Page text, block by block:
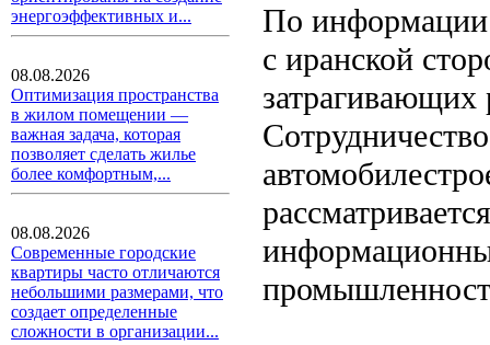
энергоэффективных и...
08.08.2026
Оптимизация пространства
в жилом помещении —
важная задача, которая
позволяет сделать жилье
более комфортным,...
08.08.2026
Современные городские
квартиры часто отличаются
небольшими размерами, что
создает определенные
сложности в организации...
По информации
с иранской